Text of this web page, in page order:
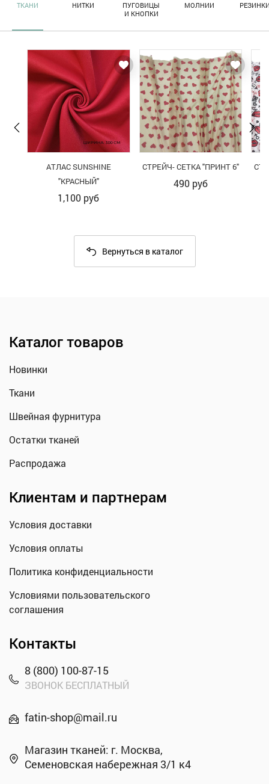
ТКАНИ НИТКИ
ПУГОВИЦЫ
И КНОПКИ
МОЛНИИ
АТЛАС SUNSHINE
"КРАСНЫЙ"
1,100 руб
СТРЕЙЧ- СЕТКА "ПРИНТ 6"
490руб
Вернуться в каталог
Каталог товаров
Новинки
Ткани
Швейная фурнитура
Остатки тканей
Распродажа
Клиентам и партнерам
Условия доставки
Условия оплаты
Политика конфиденциальности
Условиями пользовательского
соглашения
Контакты
8 (800) 100-87-15
ЗВОНОК БЕСПЛАТНЫЙ
fatin-shop@mail.ru
Магазин тканей: г. Москва,
Семеновская набережная 3/1 к4